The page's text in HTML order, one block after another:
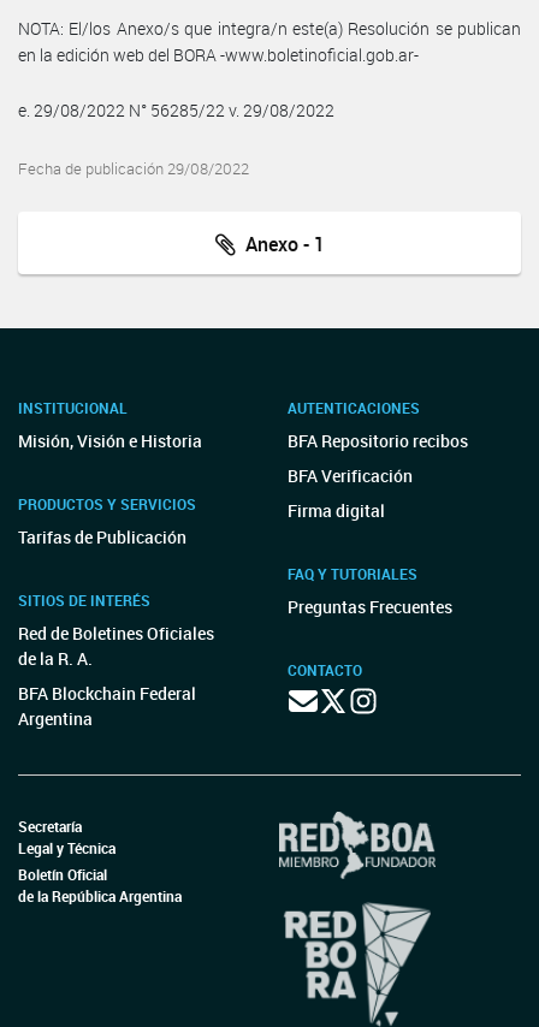
NOTA: El/los Anexo/s que integra/n este(a) Resolución se publican
en la edición web del BORA -www.boletinoficial.gob.ar-
e. 29/08/2022 N° 56285/22 v. 29/08/2022
Fecha de publicación 29/08/2022
Anexo - 1
INSTITUCIONAL
Misión, Visión e Historia
PRODUCTOS Y SERVICIOS
Tarifas de Publicación
SITIOS DE INTERÉS
Red de Boletines Oficiales
de la R. A.
BFA Blockchain Federal
Argentina
AUTENTICACIONES
BFA Repositorio recibos
BFA Verificación
Firma digital
FAQ Y TUTORIALES
Preguntas Frecuentes
CONTACTO
Secretaría
Legal y Técnica
Boletín Oficial
de la República Argentina